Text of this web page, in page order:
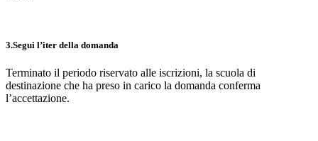
3.Segui l’iter della domanda
Terminato il periodo riservato alle iscrizioni, la scuola di
destinazione che ha preso in carico la domanda conferma
l’accettazione.